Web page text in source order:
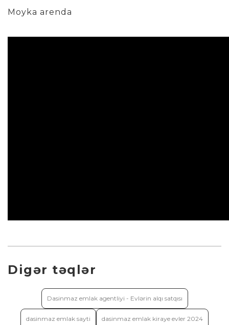
Moyka arenda
Digər təqlər
Dasinmaz emlak agentliyi - Evlərin alqı satqısı
dasinmaz emlak sayti dasinmaz emlak kiraye evler 2024